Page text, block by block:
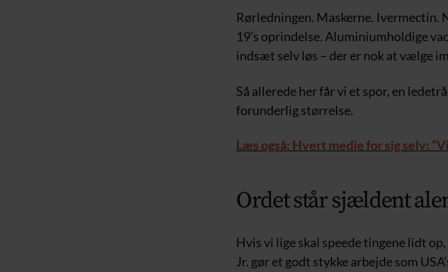
Rørledningen. Maskerne.
19’s oprindelse. Aluminiumholdige
indsæt selv løs – der er nok at vælge
Så allerede her får vi et spor, en
forunderlig størrelse.
Læs også: Hvert medie for sig selv:
Ordet står sjældent
Hvis vi lige skal speede tingene lidt
Jr. gør et godt stykke arbejde som